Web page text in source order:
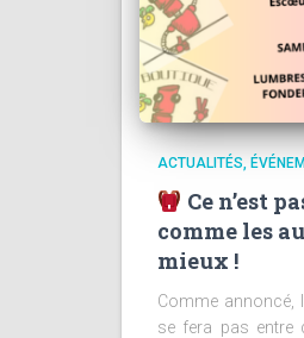
ACTUALITÉS
Ce n’est
comme les
mieux !
Comme annoncé,
se fera pas entre